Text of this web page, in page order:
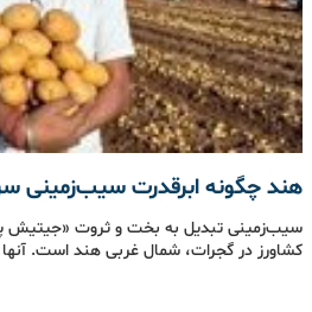
هند چگونه ابرقدرت سیب‌زمینی
سیب‌زمینی تبدیل به بخت و ثروت «جیتیش
کشاورز در گجرات، شمال غربی هند است.